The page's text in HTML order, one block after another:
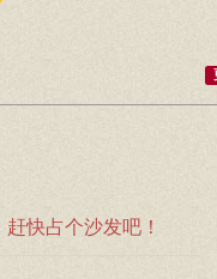
快占个沙发吧！